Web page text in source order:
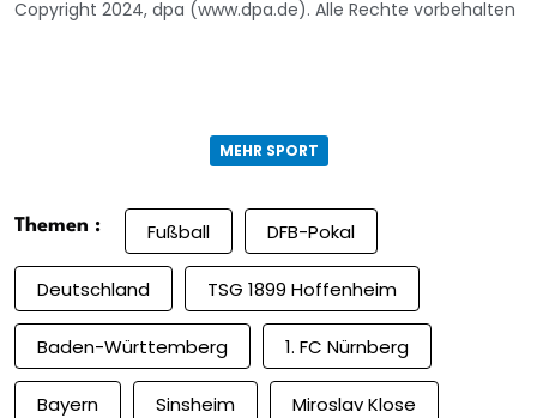
Copyright 2024, dpa (www.dpa.de). Alle Rechte vorbehalten
MEHR SPORT
Themen : Fußball DFB-Pokal
Deutschland TSG 1899 Hoffenheim
Baden-Württemberg 1. FC Nürnberg
Bayern Sinsheim Miroslav Klose